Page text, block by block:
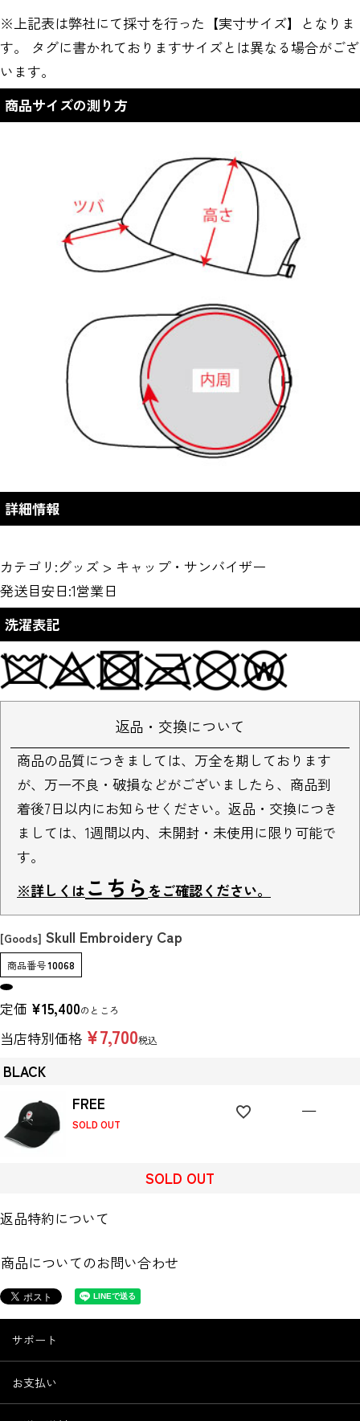
※上記表は弊社にて採寸を行った【実寸サイズ】となりま
す。 タグに書かれておりますサイズとは異なる場合がござ
います。
商品サイズの測り方
詳細情報
カテゴリ:グッズ > キャップ・サンバイザー
発送目安日:1営業日
洗濯表記
返品・交換について
商品の品質につきましては、万全を期しております
が、万一不良・破損などがございましたら、商品到
着後7日以内にお知らせください。返品・交換につき
ましては、1週間以内、未開封・未使用に限り可能で
す。
※詳しくは こちら をご確認ください。
[Goods] Skull Embroidery Cap
商品番号10068
定価 ¥15,400のところ
当店特別価格 ¥7,700税込
BLACK
FREE
SOLD OUT
—
SOLD OUT
返品特約について
商品についてのお問い合わせ
サポート
お支払い